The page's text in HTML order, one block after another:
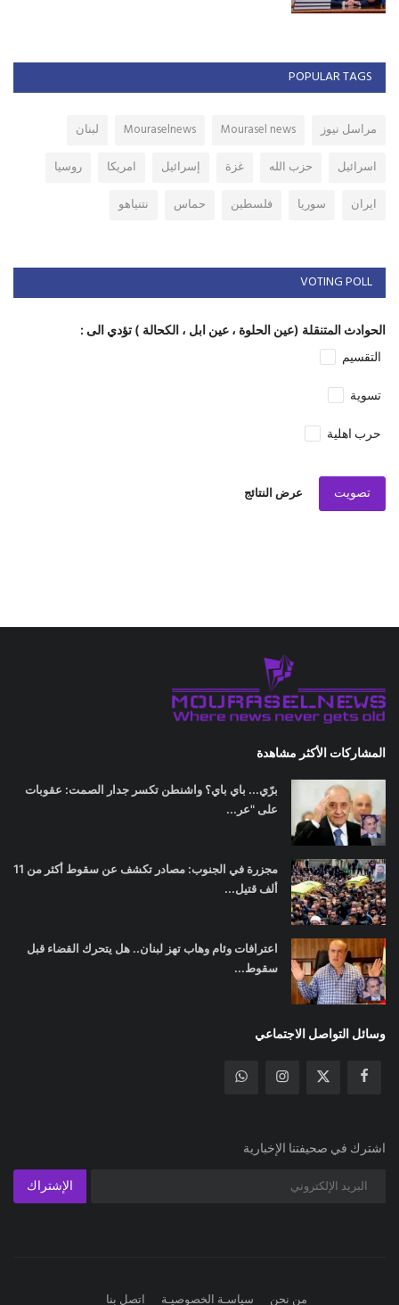
POPULAR TAGS
مراسل نيوز Mourasel news
Mouraselnews
لبنان
اسرائيل
حزب الله غزة إسرائيل امريكا
روسيا
ايران
سوريا فلسطين حماس نتنياهو
VOTING POLL
الحوادث المتنقلة (عين الحلوة ، عين ابل ، الكحالة ) تؤدي الى :
التقسيم
تسوية
حرب اهلية
تصويت عرض النتائج
المشاركات الأكثر مشاهدة
برّي... باي باي؟ واشنطن تكسر جدار الصمت: عقوبات
على "عر...
مجزرة في الجنوب: مصادر تكشف عن سقوط أكثر من 11
ألف قتيل...
اعترافات وئام وهاب تهز لبنان.. هل يتحرك القضاء قبل
سقوط...
وسائل التواصل الاجتماعي
اشترك في صحيفتنا الإخبارية
الإشتراك
من نحن سياسـة الخصوصيـة اتصل بنا